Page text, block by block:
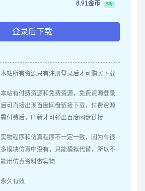
8.91金币 9折
登录后下载
本站所有资源只有注册登录后才可购买下载
本站有付费资源和免费资源，免费资源登录
后可直接出现百度网盘链接下载，付费资源
需付费后，刷新才可弹出百度网盘链接
实物程序和仿真程序不一定一致，因为有很
多模块仿真中没有，只能模拟代替，所以不
能用仿真资料做实物
永久有效